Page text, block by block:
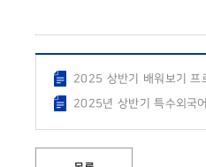
2025 상반기 배워보기 프
2025년 상반기 특수외국